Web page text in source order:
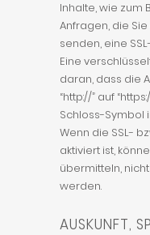
Inhalte, wie zum
Anfragen, die
senden, eine
Eine
daran, dass die
“http://” auf
Schloss-Symbol
Wenn die SSL-
aktiviert ist,
übermitteln,
werden.
AUSKUNFT,